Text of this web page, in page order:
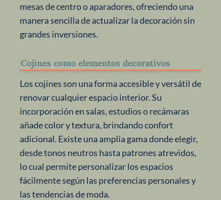
mesas de centro o aparadores, ofreciendo una
manera sencilla de actualizar la decoración sin
grandes inversiones.
Cojines como elementos decorativos
Los cojines son una forma accesible y versátil de
renovar cualquier espacio interior. Su
incorporación en salas, estudios o recámaras
añade color y textura, brindando confort
adicional. Existe una amplia gama donde elegir,
desde tonos neutros hasta patrones atrevidos,
lo cual permite personalizar los espacios
fácilmente según las preferencias personales y
las tendencias de moda.